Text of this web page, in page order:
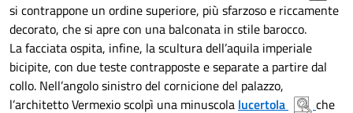
si contrappone un ordine superiore, più sfarzoso e riccamente
decorato, che si apre con una balconata in stile barocco.
La facciata ospita, infine, la scultura dell’aquila imperiale
bicipite, con due teste contrapposte e separate a partire dal
collo. Nell’angolo sinistro del cornicione del palazzo,
l’architetto Vermexio scolpì una minuscola lucertola
che